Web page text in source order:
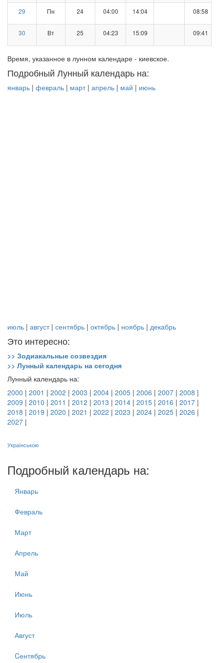
29 Пн 24 04:00 14:04 08:58
30 Вт 25 04:23 15:09 09:41
Время, указанное в лунном календаре - киевское.
Подробный Лунный календарь на:
январь | февраль | март| апрель | май | июнь
июль | август| сентябрь | октябрь | ноябрь | декабрь
Это интересно:
>> Зодиакальные созвездия
>> Лунный календарь на сегодня
Лунный календарь на:
2000 | 2001 | 2002 | 2003 | 2004 | 2005 | 2006 | 2007 | 2008 |
2009 | 2010 | 2011 | 2012 | 2013 | 2014 | 2015 | 2016 | 2017 |
2018 | 2019 | 2020 | 2021 | 2022 | 2023 | 2024 | 2025 | 2026 |
2027 |
Українською
Подробный календарь на:
Январь
Февраль
Март
Апрель
Май
Июнь
Июль
Август
Cентябрь